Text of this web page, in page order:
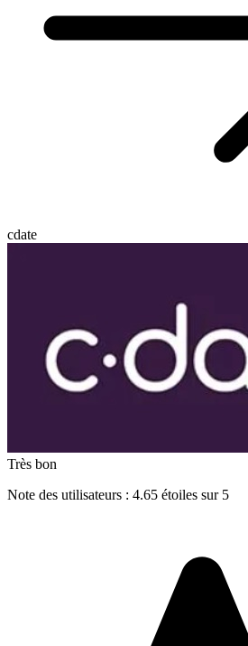
cdate
Très bon
Note des utilisateurs : 4.65 étoiles sur 5